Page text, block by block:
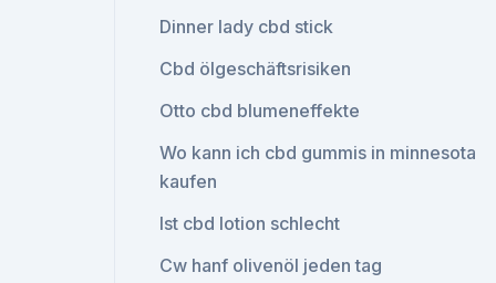
Dinner lady cbd stick
Cbd ölgeschäftsrisiken
Otto cbd blumeneffekte
Wo kann ich cbd gummis in minnesota
kaufen
Ist cbd lotion schlecht
Cw hanf olivenöl jeden tag